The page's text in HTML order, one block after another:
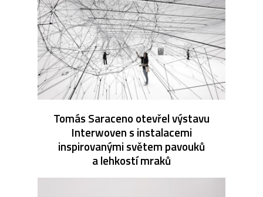
Tomás Saraceno otevřel výstavu
Interwoven s instalacemi
inspirovanými světem pavouků
a lehkostí mraků